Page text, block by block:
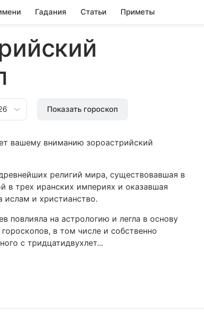
Гадания Статьи Приметы
Показать гороскоп
вашему вниманию зороастрийский
религий мира, существовавшая в
в трех иранских империях и оказавшая
ислам и христианство.
повлияла на астрологию и легла в основу
в том числе и собственно
с тридцатидвухлет...